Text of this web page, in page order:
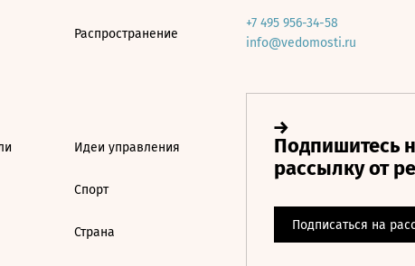
Распространение
Идеи управления
Спорт
Страна
+7 495 956-34-58
info@vedomosti.ru